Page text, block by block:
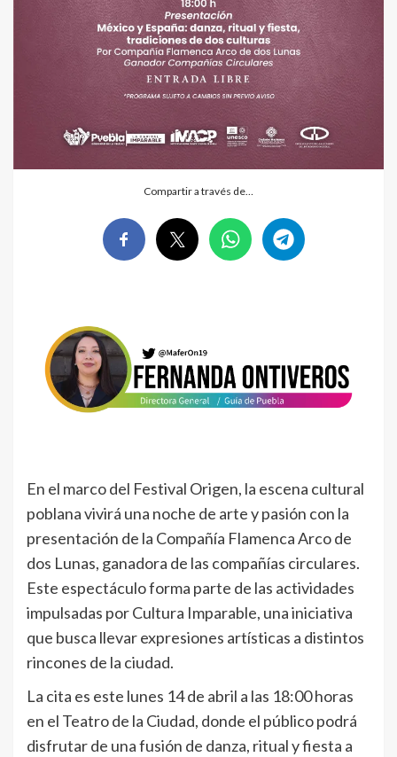
Compartir a través de…
En el marco del Festival Origen, la escena cultural
poblana vivirá una noche de arte y pasión con la
presentación de la Compañía Flamenca Arco de
dos Lunas, ganadora de las compañías circulares.
Este espectáculo forma parte de las actividades
impulsadas por Cultura Imparable, una iniciativa
que busca llevar expresiones artísticas a distintos
rincones de la ciudad.
La cita es este lunes 14 de abril a las 18:00 horas
en el Teatro de la Ciudad, donde el público podrá
disfrutar de una fusión de danza, ritual y fiesta a